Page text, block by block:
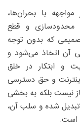
با بحران‌ها،
محدودسازی و قطع
که بدون توجه
آن اتخاذ می‌شود و
و ابتکار در خلق
و حق دسترسی
نیست بلکه به بخشی
تبدیل شده و سلب آن،
است.